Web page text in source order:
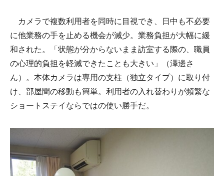
カメラで複数利用者を同時に目視でき、日中も不必要
に他業務の手を止める機会が減少。業務負担が大幅に緩
和された。「状態が分からないまま訪室する際の、職員
の心理的負担を軽減できたことも大きい」（澤邊さ
ん）。本体カメラは専用の支柱（独立タイプ）に取り付
け、部屋間の移動も簡単。利用者の入れ替わりが頻繁な
ショートステイならではの使い勝手だ。